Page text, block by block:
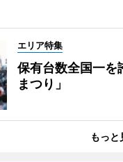
エリア特集
保有台数全国一を
まつり」
もっと